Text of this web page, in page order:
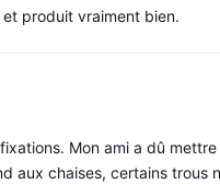
produit vraiment bien.
Mon ami a dû
aux chaises, certains trous